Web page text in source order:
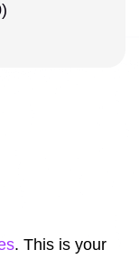
. This is your